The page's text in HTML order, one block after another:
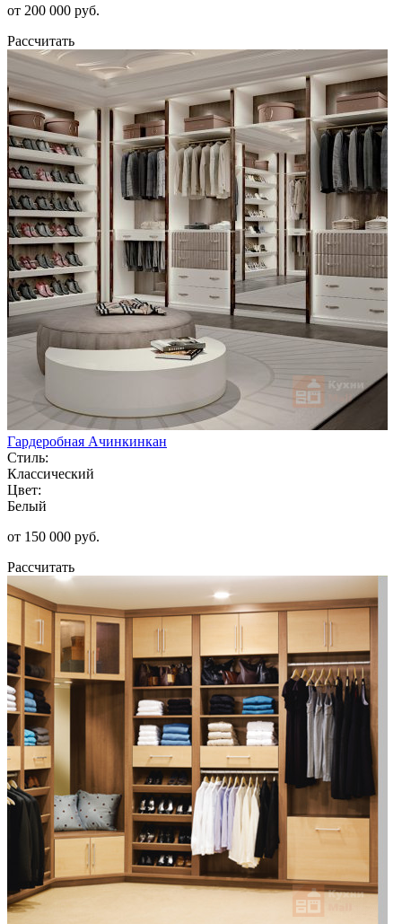
от 200 000 руб.
Рассчитать
Гардеробная Ачинкинкан
Стиль:
Классический
Цвет:
Белый
от 150 000 руб.
Рассчитать